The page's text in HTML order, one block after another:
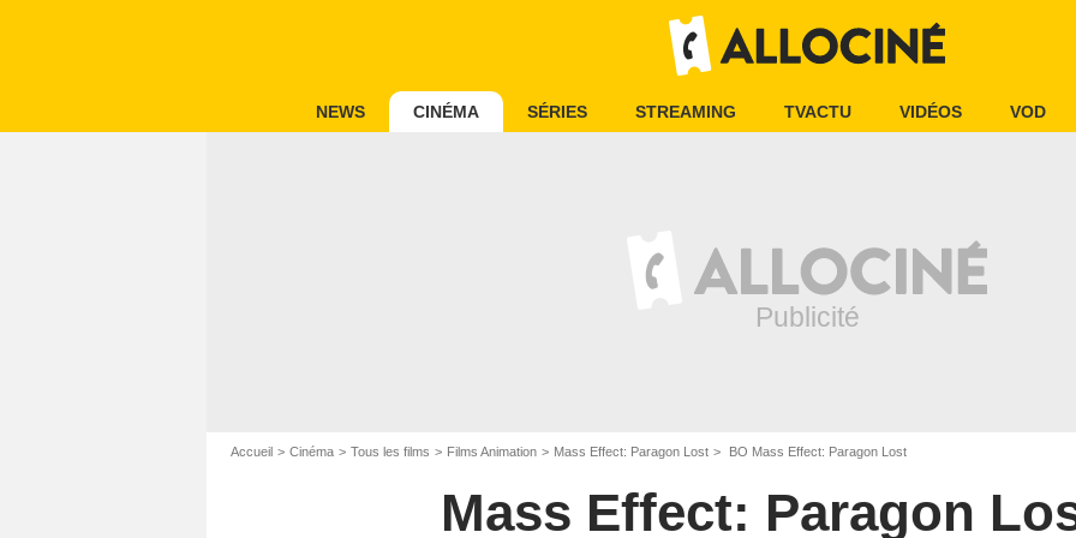
NEWS CINÉMA SÉRIES STREAMING TVACTU VIDÉOS VOD
Accueil Cinéma Tous les films Films Animation Mass Effect: Paragon Lost BO Mass Effect: Paragon Lost
Mass Effect: Paragon